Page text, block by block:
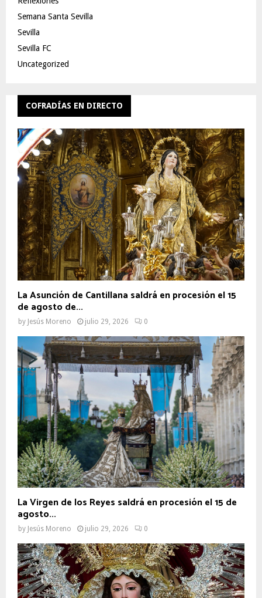
Semana Santa Sevilla
Sevilla
Sevilla FC
Uncategorized
COFRADÍAS EN DIRECTO
La Asunción de Cantillana saldrá en procesión el 15
de agosto de...
by Jesús Moreno julio 29, 2026 0
La Virgen de los Reyes saldrá en procesión el 15 de
agosto...
by Jesús Moreno julio 29, 2026 0